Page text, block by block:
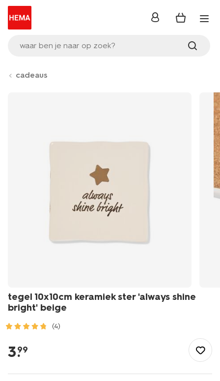
waar ben je naar op zoek?
inloggen
cadeaus
tegel 10x10cm keramiek ster 'always shine
bright' beige
(4)
cadeau/cadeaus/tegel-
10x10cm-
ster-
3.
99